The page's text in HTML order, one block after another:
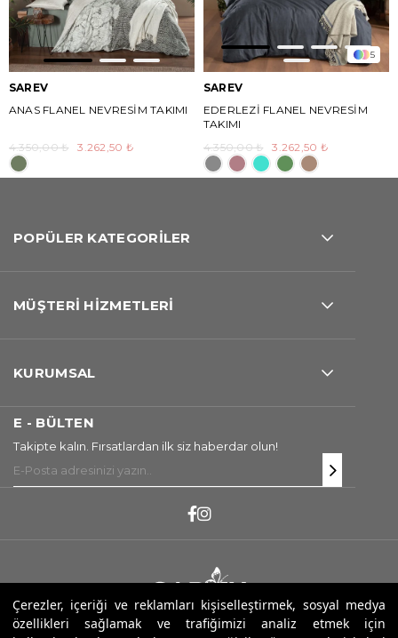
Çerezler, içeriği ve reklamları kişiselleştirmek, sosyal medya
özellikleri sağlamak ve trafiğimizi analiz etmek için
SAREV
ANAS FLANEL NEVRESİM TAKIMI
3.262,50 ₺
4.350,00 ₺
5
SAREV
EDERLEZİ FLANEL NEVRESİM
TAKIMI
3.262,50 ₺
4.350,00 ₺
POPÜLER KATEGORİLER
MÜŞTERİ HİZMETLERİ
KURUMSAL
E - BÜLTEN
Takipte kalın. Fırsatlardan ilk siz haberdar olun!
Copyright ® 2026 Sarev. Tüm Hakları Saklıdır.